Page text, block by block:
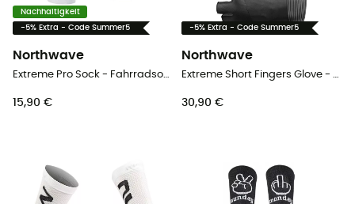
Nachhaltigkeit
-5% Extra - Code Summer5
Northwave
Extreme Pro Sock - Fahrradsocken
15,90 €
-5% Extra - Code Summer5
Northwave
Extreme Short Fingers Glove - Kurzfingerhandschuhe
30,90 €